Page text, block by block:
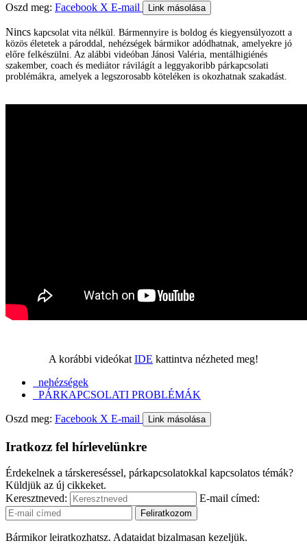
Oszd meg: Facebook X E-mail Link másolása
Nincs kapcsolat vita nélkül. Bármennyire is boldog és kiegyensúlyozott a
közös életetek a pároddal, nehézségek bármikor adódhatnak, amelyekre jó
előre felkészülni. Az alábbi videóban Jánosi Valéria, mentálhigiénés
szakember, coach és mediátor rávilágít a leggyakoribb párkapcsolati
problémákra, amelyek a legszorosabb köteléken is okozhatnak szakadást.
A korábbi videókat IDE kattintva nézheted meg!
nehézségek
PÁRKAPCSOLATI PROBLÉMÁK
Oszd meg: Facebook X E-mail Link másolása
Iratkozz fel hírlevelünkre
Érdekelnek a társkereséssel, párkapcsolatokkal kapcsolatos témák?
Küldjük az új cikkeket.
Keresztneved:
E-mail címed:
Bármikor leiratkozhatsz. Adataidat bizalmasan kezeljük.